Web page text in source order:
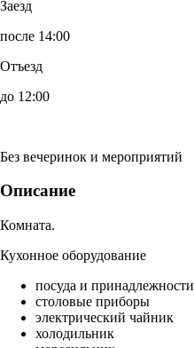
Заезд
после 14:00
Отъезд
до 12:00
Без вечеринок и мероприятий
Описание
Комната.
Кухонное оборудование
посуда и принадлежности
столовые приборы
электрический чайник
холодильник